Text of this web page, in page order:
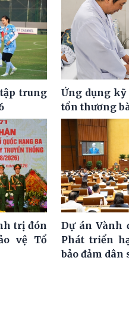
trung
Ứng dụng kỹ
tổn thương
trị đón
vệ Tổ
Dự án Vành
Phát triển
bảo đảm dân